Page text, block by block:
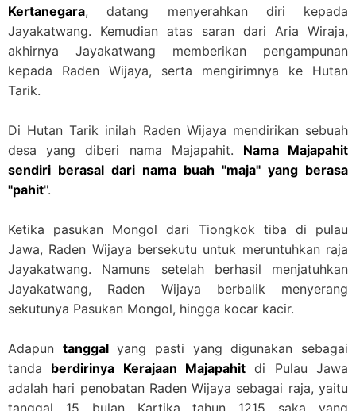
Kertanegara, datang menyerahkan diri kepada
Jayakatwang. Kemudian atas saran dari Aria Wiraja,
akhirnya Jayakatwang memberikan pengampunan
kepada Raden Wijaya, serta mengirimnya ke Hutan
Tarik.
Di Hutan Tarik inilah Raden Wijaya mendirikan sebuah
desa yang diberi nama Majapahit. Nama Majapahit
sendiri berasal dari nama buah "maja" yang berasa
"pahit".
Ketika pasukan Mongol dari Tiongkok tiba di pulau
Jawa, Raden Wijaya bersekutu untuk meruntuhkan raja
Jayakatwang. Namuns setelah berhasil menjatuhkan
Jayakatwang, Raden Wijaya berbalik menyerang
sekutunya Pasukan Mongol, hingga kocar kacir.
Adapun tanggalyang pasti yang digunakan sebagai
tanda berdirinya Kerajaan Majapahit di Pulau Jawa
adalah hari penobatan Raden Wijaya sebagai raja, yaitu
tanggal 15 bulan Kartika tahun 1215 saka yang